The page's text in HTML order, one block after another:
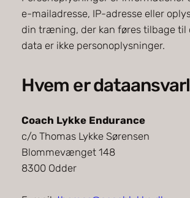
e-mailadresse, IP-adresse eller
din træning, der kan føres tilbage til
data er ikke personoplysninger.
Hvem er
Coach Lykke Endurance
c/o Thomas Lykke Sørensen
Blommevænget 148
8300 Odder